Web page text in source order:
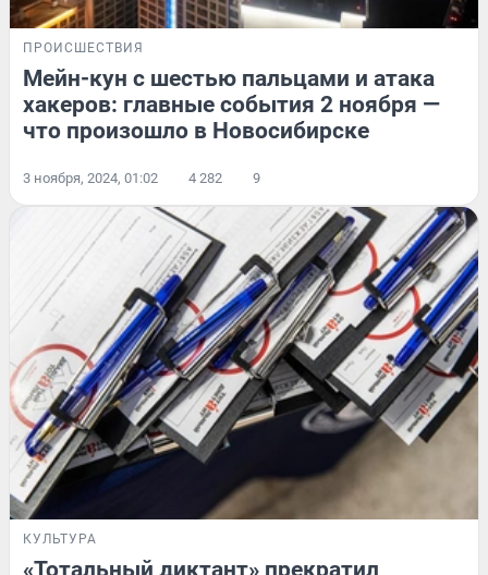
ПРОИСШЕСТВИЯ
Мейн-кун с шестью пальцами и атака
хакеров: главные события 2 ноября —
что произошло в Новосибирске
3 ноября, 2024, 01:02 4 282 9
КУЛЬТУРА
«Тотальный диктант» прекратил